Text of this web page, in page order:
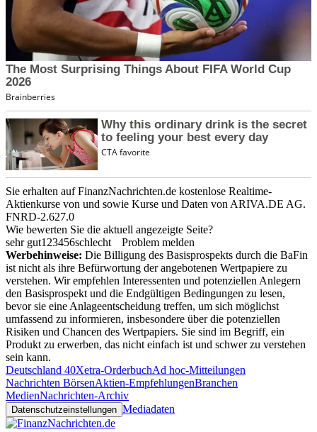
Sie erhalten auf FinanzNachrichten.de kostenlose Realtime-
Aktienkurse von und sowie Kurse und Daten von ARIVA.DE AG.
FNRD-2.627.0
Wie bewerten Sie die aktuell angezeigte Seite?
sehr gut1 23456schlecht
Problem melden
Werbehinweise: Die Billigung des Basisprospekts durch die BaFin
ist nicht als ihre Befürwortung der angebotenen Wertpapiere zu
verstehen. Wir empfehlen Interessenten und potenziellen Anlegern
den Basisprospekt und die Endgültigen Bedingungen zu lesen,
bevor sie eine Anlageentscheidung treffen, um sich möglichst
umfassend zu informieren, insbesondere über die potenziellen
Risiken und Chancen des Wertpapiers. Sie sind im Begriff, ein
Produkt zu erwerben, das nicht einfach ist und schwer zu verstehen
sein kann.
Deutschland 40Xetra-OrderbuchAd hoc-Mitteilungen
Nachrichten BörsenAktien-EmpfehlungenBranchen
MedienNachrichten-Archiv
Datenschutzeinstellungen Mediadaten